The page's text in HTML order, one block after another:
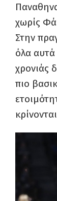
χωρίς
Στην
όλα αυτά
χρονιάς
πιο